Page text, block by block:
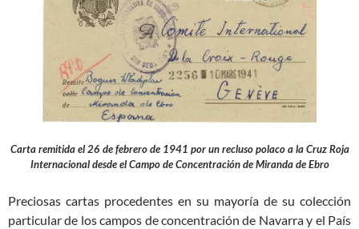
Carta remitida el 26 de febrero de 1941 por un recluso polaco a la Cruz Roja
Internacional desde el Campo de Concentración de Miranda de Ebro
Preciosas cartas procedentes en su mayoría de su colección
particular de los campos de concentración de Navarra y el País